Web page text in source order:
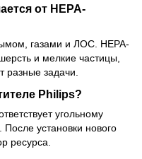
от HEPA-
газами и ЛОС. HEPA-
и мелкие частицы,
разные задачи.
Philips?
угольному
установки нового
ресурса.